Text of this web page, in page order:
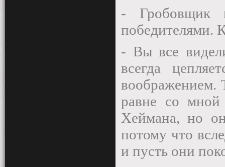
- Гробовщик
победителями.
- Вы все
всегда
воображением.
равне со мной
Хеймана, но
потому что
и пусть они